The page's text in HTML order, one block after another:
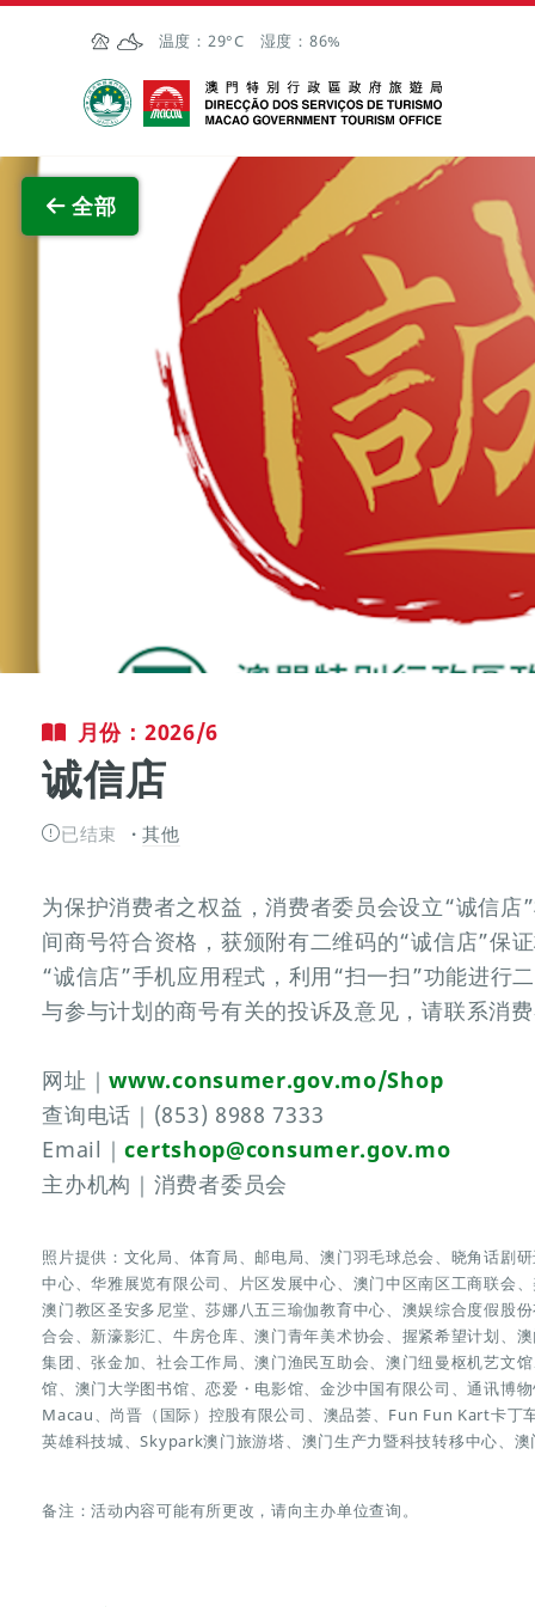
跳至主内容
温度： 29°C 湿度： 86%
澳门特别行政区政府旅游局
全部
查看原
月份：2026/6
诚信店
已结束 其他
为保护消费者之权益，消费者委员会设立“诚信
间商号符合资格，获颁附有二维码的“诚信店”保
“诚信店”手机应用程式，利用“扫一扫”功能进行
与参与计划的商号有关的投诉及意见，请联系消
网址｜www.consumer.gov.mo/Shop
查询电话｜(853) 8988 7333
Email｜certshop@consumer.gov.mo
主办机构｜消费者委员会
照片提供：文化局、体育局、邮电局、澳门羽毛球总会、晓角话剧
中心、华雅展览有限公司、片区发展中心、澳门中区南区工商联会
澳门教区圣安多尼堂、莎娜八五三瑜伽教育中心、澳娱综合度假股
合会、新濠影汇、牛房仓库、澳门青年美术协会、握紧希望计划、
集团、张金加、社会工作局、澳门渔民互助会、澳门纽曼枢机艺文
馆、澳门大学图书馆、恋爱・电影馆、金沙中国有限公司、通讯博
Macau、尚晋（国际）控股有限公司、澳品荟、Fun Fun Kart卡丁
英雄科技城、Skypark澳门旅游塔、澳门生产力暨科技转移中心、
备注：活动内容可能有所更改，请向主办单位查询。